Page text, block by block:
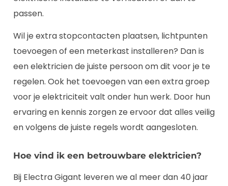
passen.
Wil je extra stopcontacten plaatsen, lichtpunten
toevoegen of een meterkast installeren? Dan is
een elektricien de juiste persoon om dit voor je te
regelen. Ook het toevoegen van een extra groep
voor je elektriciteit valt onder hun werk. Door hun
ervaring en kennis zorgen ze ervoor dat alles veilig
en volgens de juiste regels wordt aangesloten.
Hoe vind ik een betrouwbare elektricien?
Bij Electra Gigant leveren we al meer dan 40 jaar